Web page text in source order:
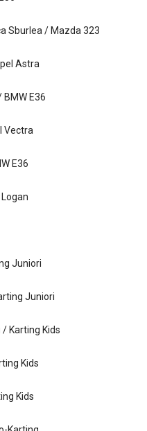
Sburlea / Mazda 323
Astra
E36
Vectra
E36
Juniori
Juniori
Karting Kids
Kids
Kids